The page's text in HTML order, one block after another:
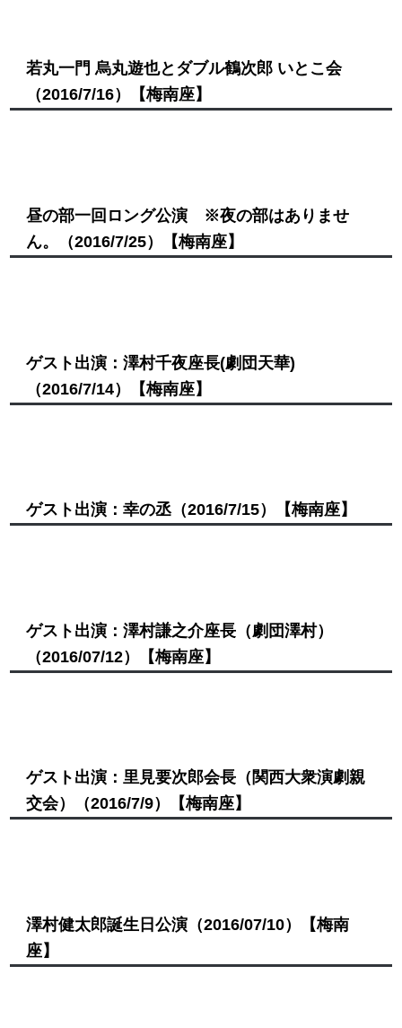
若丸一門 烏丸遊也とダブル鶴次郎 いとこ会
（2016/7/16）
【梅南座】
昼の部一回ロング公演 ※夜の部はありませ
ん。
（2016/7/25） 【梅南座】
ゲスト出演：澤村千夜座長(劇団天華)
（2016/7/14）
【梅南座】
ゲスト出演：幸の丞（2016/7/15） 【梅南座】
ゲスト出演：澤村謙之介座長（劇団澤村）
（2016/07/12）
【梅南座】
ゲスト出演：里見要次郎会長（関西大衆演劇親
交会）
（2016/7/9） 【梅南座】
澤村健太郎誕生日公演（2016/07/10）
【梅南
座】